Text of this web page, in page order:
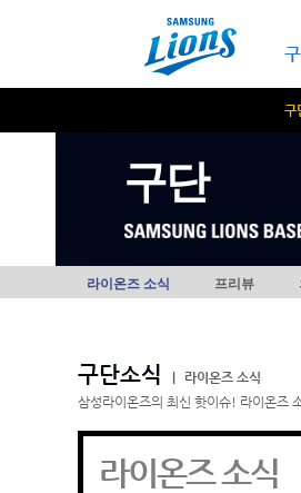
구
구단
라이온즈 소식 프리뷰
구단소식
라이온즈 소식
삼성라이온즈의 최신 핫이슈! 라이온즈
라이온즈 소식